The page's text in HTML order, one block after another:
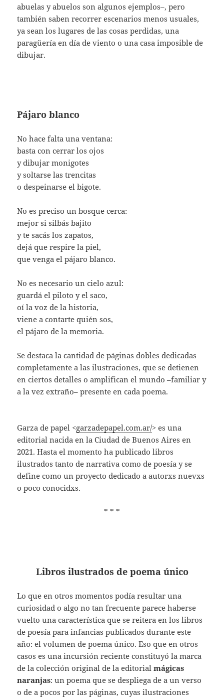
abuelas y abuelos son algunos ejemplos–, pero
también saben recorrer escenarios menos usuales,
ya sean los lugares de las cosas perdidas, una
paragüería en día de viento o una casa imposible de
dibujar.
Pájaro blanco
No hace falta una ventana:
basta con cerrar los ojos
y dibujar monigotes
y soltarse las trencitas
o despeinarse el bigote.
No es preciso un bosque cerca:
mejor si silbás bajito
y te sacás los zapatos,
dejá que respire la piel,
que venga el pájaro blanco.
No es necesario un cielo azul:
guardá el piloto y el saco,
oí la voz de la historia,
viene a contarte quién sos,
el pájaro de la memoria.
Se destaca la cantidad de páginas dobles dedicadas
completamente a las ilustraciones, que se detienen
en ciertos detalles o amplifican el mundo –familiar y
a la vez extraño– presente en cada poema.
Garza de papel <garzadepapel.com.ar/> es una
editorial nacida en la Ciudad de Buenos Aires en
2021. Hasta el momento ha publicado libros
ilustrados tanto de narrativa como de poesía y se
define como un proyecto dedicado a autorxs nuevxs
o poco conocidxs.
* * *
Libros ilustrados de poema único
Lo que en otros momentos podía resultar una
curiosidad o algo no tan frecuente parece haberse
vuelto una característica que se reitera en los libros
de poesía para infancias publicados durante este
año: el volumen de poema único. Eso que en otros
casos es una incursión reciente constituyó la marca
de la colección original de la editorialmágicas
naranjas: un poema que se despliega de a un verso
o de a pocos por las páginas, cuyas ilustraciones